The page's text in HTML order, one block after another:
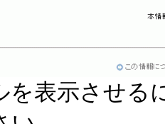
を表示させる